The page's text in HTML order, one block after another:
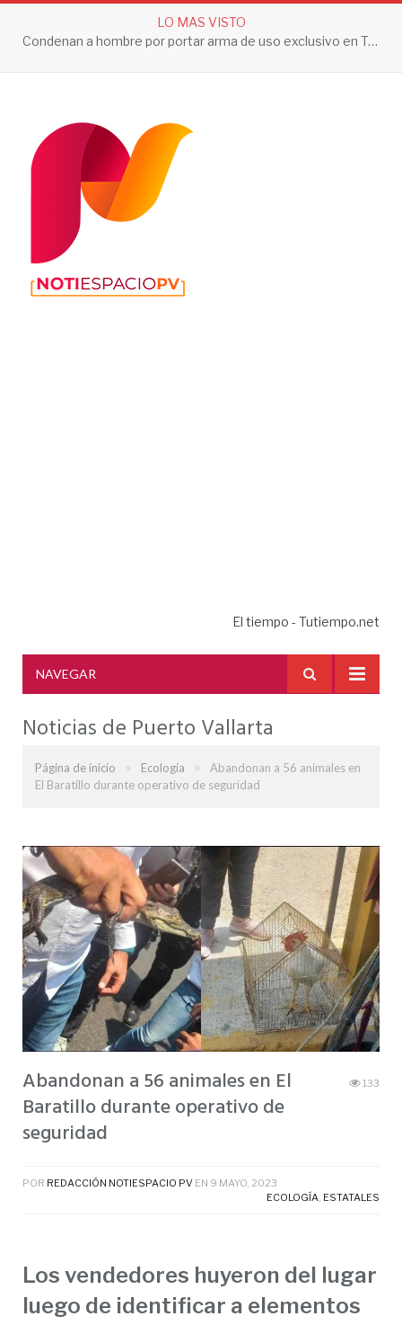
LO MAS VISTO
Condenan a hombre por portar arma de uso exclusivo en Tepic
El tiempo - Tutiempo.net
NAVEGAR
Noticias de Puerto Vallarta
Página de inicio » Ecología »
Abandonan a 56 animales en
El Baratillo durante operativo de seguridad
Abandonan a 56 animales en El
Baratillo durante operativo de
seguridad
133
POR REDACCIÓN NOTIESPACIO PV EN 9 MAYO, 2023
ECOLOGÍA ESTATALES
Los vendedores huyeron del lugar
luego de identificar a elementos